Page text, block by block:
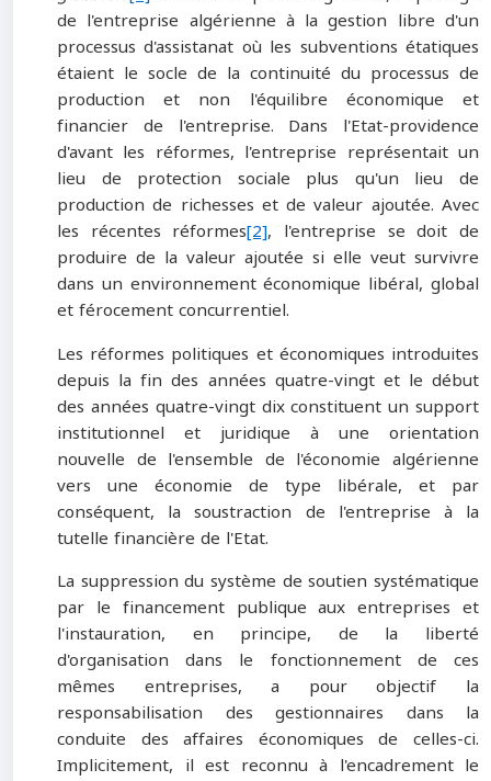
de l'entreprise algérienne à la gestion libre d'un
processus d'assistanat où les subventions étatiques
étaient le socle de la continuité du processus de
production et non l'équilibre économique et
financier de l'entreprise. Dans l'Etat-providence
d'avant les réformes, l'entreprise représentait un
lieu de protection sociale plus qu'un lieu de
production de richesses et de valeur ajoutée. Avec
les récentes réformes[2], l'entreprise se doit de
produire de la valeur ajoutée si elle veut survivre
dans un environnement économique libéral, global
et férocement concurrentiel.
Les réformes politiques et économiques introduites
depuis la fin des années quatre-vingt et le début
des années quatre-vingt dix constituent un support
institutionnel et juridique à une orientation
nouvelle de l'ensemble de l'économie algérienne
vers une économie de type libérale, et par
conséquent, la soustraction de l'entreprise à la
tutelle financière de l'Etat.
La suppression du système de soutien systématique
par le financement publique aux entreprises et
l'instauration, en principe, de la liberté
d'organisation dans le fonctionnement de ces
mêmes entreprises, a pour objectif la
responsabilisation des gestionnaires dans la
conduite des affaires économiques de celles-ci.
Implicitement, il est reconnu à l'encadrement le